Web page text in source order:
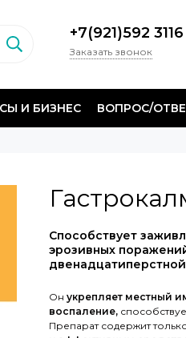
+7(921)592 3116
Заказать звонок
И БИЗНЕС ВОПРОС/
Способствует
эрозивных
Он укрепляет местный
воспаление,
Препарат содержит